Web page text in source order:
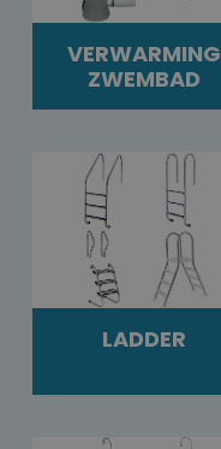
VERWARMING
ZWEMBAD
LADDER